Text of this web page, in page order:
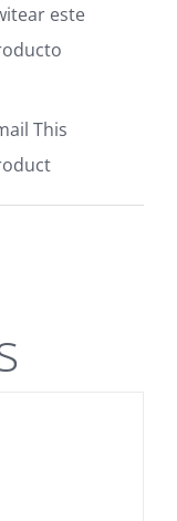
este
This